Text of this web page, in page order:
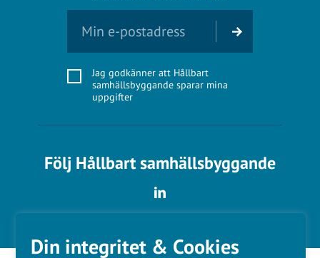
Din integritet & Cookies
Jag godkänner att Hållbart
samhällsbyggande sparar mina
uppgifter
Följ Hållbart samhällsbyggande